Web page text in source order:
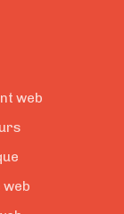
web